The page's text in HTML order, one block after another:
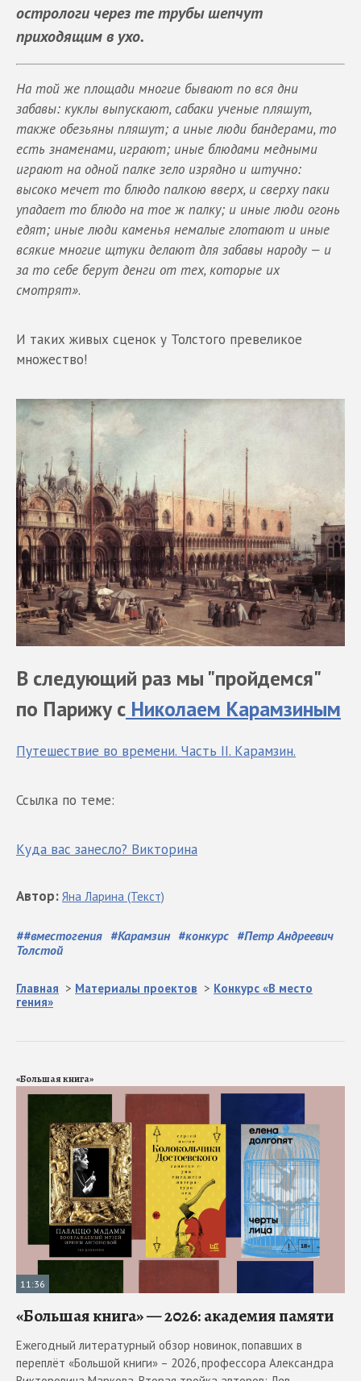
острологи через те трубы шепчут
приходящим в ухо.
На той же площади многие бывают по вся дни
забавы: куклы выпускают, сабаки ученые пляшут,
также обезьяны пляшут; а иные люди бандерами, то
есть знаменами, играют; иные блюдами медными
играют на одной палке зело изрядно и штучно:
высоко мечет то блюдо палкою вверх, и сверху паки
упадает то блюдо на тое ж палку; и иные люди огонь
едят; иные люди каменья немалые глотают и иные
всякие многие щтуки делают для забавы народу — и
за то себе берут денги от тех, которые их
смотрят».
И таких живых сценок у Толстого превеликое
множество!
В следующий раз мы "пройдемся"
по Парижу с Николаем Карамзиным
Путешествие во времени. Часть II. Карамзин.
Ссылка по теме:
Куда вас занесло? Викторина
##вместогения #Карамзин #конкурс #Петр Андреевич
Толстой
Автор: Яна Ларина (Текст)
Главная > Материалы проектов > Конкурс «В место
гения»
«Большая книга»
11:36
«Большая книга» — 2026: академия памяти
Ежегодный литературный обзор новинок, попавших в
переплёт «Большой книги» – 2026, профессора Александра